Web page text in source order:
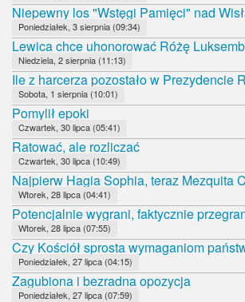
Niepewny los "Wstęgi Pamięci" nad
Poniedziałek, 3 sierpnia (09:34)
Lewica chce uhonorować Różę
Niedziela, 2 sierpnia (11:13)
Ile z harcerza pozostało w Prezydencie
Sobota, 1 sierpnia (10:01)
Pomylił epoki
Czwartek, 30 lipca (05:41)
Ratować, ale rozliczać
Czwartek, 30 lipca (10:49)
Najpierw Hagia Sophia, teraz Mezquita
Wtorek, 28 lipca (04:41)
Potencjalnie wygrani, faktycznie
Wtorek, 28 lipca (07:55)
Czy Kościół sprosta wymaganiom
Poniedziałek, 27 lipca (04:15)
Zagubiona i bezradna opozycja
Poniedziałek, 27 lipca (07:59)